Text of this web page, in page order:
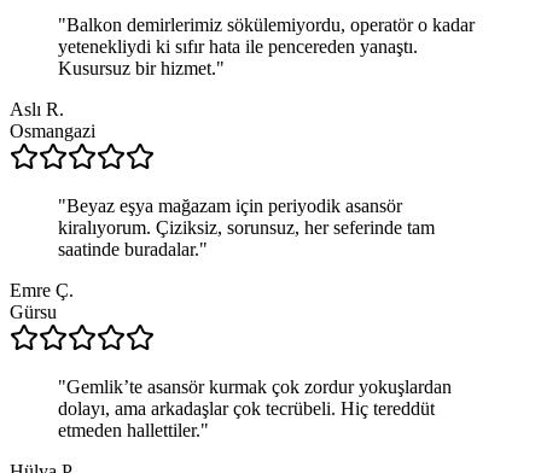
"Balkon demirlerimiz sökülemiyordu, operatör o kadar
yetenekliydi ki sıfır hata ile pencereden yanaştı.
Kusursuz bir hizmet."
Aslı R.
Osmangazi
"Beyaz eşya mağazam için periyodik asansör
kiralıyorum. Çiziksiz, sorunsuz, her seferinde tam
saatinde buradalar."
Emre Ç.
Gürsu
"Gemlik’te asansör kurmak çok zordur yokuşlardan
dolayı, ama arkadaşlar çok tecrübeli. Hiç tereddüt
etmeden hallettiler."